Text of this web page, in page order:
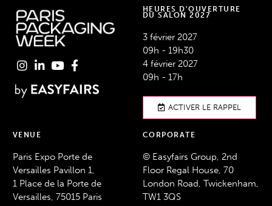
HEURES D'OUVERTURE
DU SALON 2027
3 février 2027
09h - 19h30
4 février 2027
09h - 17h
ACTIVER LE RAPPEL
VENUE
Paris Expo Porte de
Versailles Pavillon 1,
1 Place de la Porte de
Versailles, 75015 Paris
CORPORATE
© Easyfairs Group, 2nd
Floor Regal House, 70
London Road, Twickenham,
TW1 3QS